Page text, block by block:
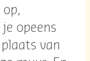
opeens
van